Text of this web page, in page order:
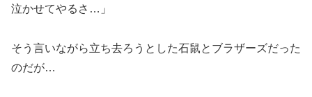
泣かせてやるさ…」
そう言いながら立ち去ろうとした石鼠とブラザーズだった
のだが…